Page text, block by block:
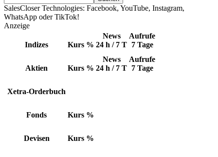
SalesCloser Technologies: Facebook, YouTube, Instagram,
WhatsApp oder TikTok!
Anzeige
Indizes Kurs %
News
24 h / 7 T
Aufrufe
7 Tage
Aktien Kurs %
News
24 h / 7 T
Aufrufe
7 Tage
Xetra-Orderbuch
Fonds Kurs %
Devisen Kurs %